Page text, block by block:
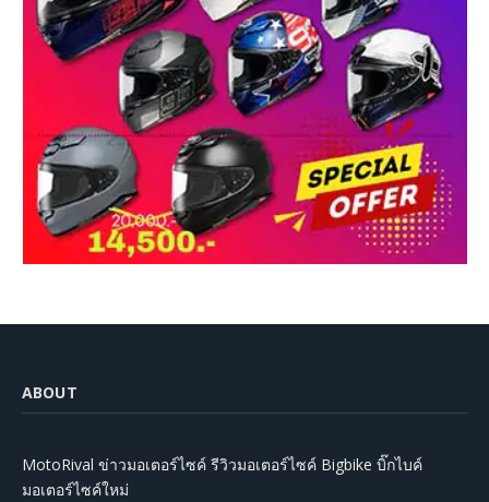
ABOUT
MotoRival ข่าวมอเตอร์ไซค์ รีวิวมอเตอร์ไซค์ Bigbike บิ๊กไบค์
มอเตอร์ไซค์ใหม่